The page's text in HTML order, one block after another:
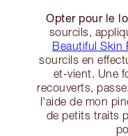
Opter pour le
sourcils,
Beautiful Skin
sourcils en
et-vient. Une
recouverts,
l'aide de mon
de petits traits